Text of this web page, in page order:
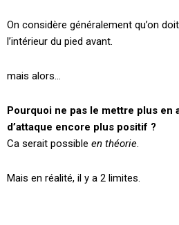
On considère généralement qu’on
l’intérieur du pied avant.
mais alors…
Pourquoi ne pas le mettre plus en
d’attaque encore plus positif ?
Ca serait possible en théorie.
Mais en réalité, il y a 2 limites.